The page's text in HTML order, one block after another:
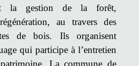
la gestion de la forêt,
au travers des
de bois. Ils organisent
qui participe à l’entretien
La commune de